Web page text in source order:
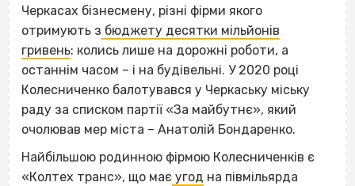
Черкасах бізнесмену, різні фірми якого
отримують з бюджету десятки мільйонів
гривень: колись лише на дорожні роботи, а
останнім часом – і на будівельні. У 2020 році
Колесниченко балотувався у Черкаську міську
раду за списком партії «За майбутнє», який
очолював мер міста – Анатолій Бондаренко.
Найбільшою родинною фірмою Колесниченків є
«Колтех транс», що має угод на півмільярда